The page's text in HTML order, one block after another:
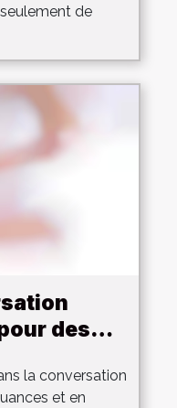
de
des
et
la conversation
et en